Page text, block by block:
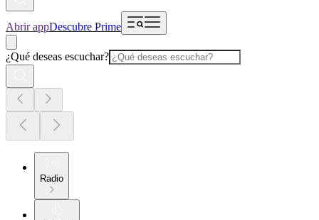
Abrir appDescubre Prime
¿Qué deseas escuchar?
Radio